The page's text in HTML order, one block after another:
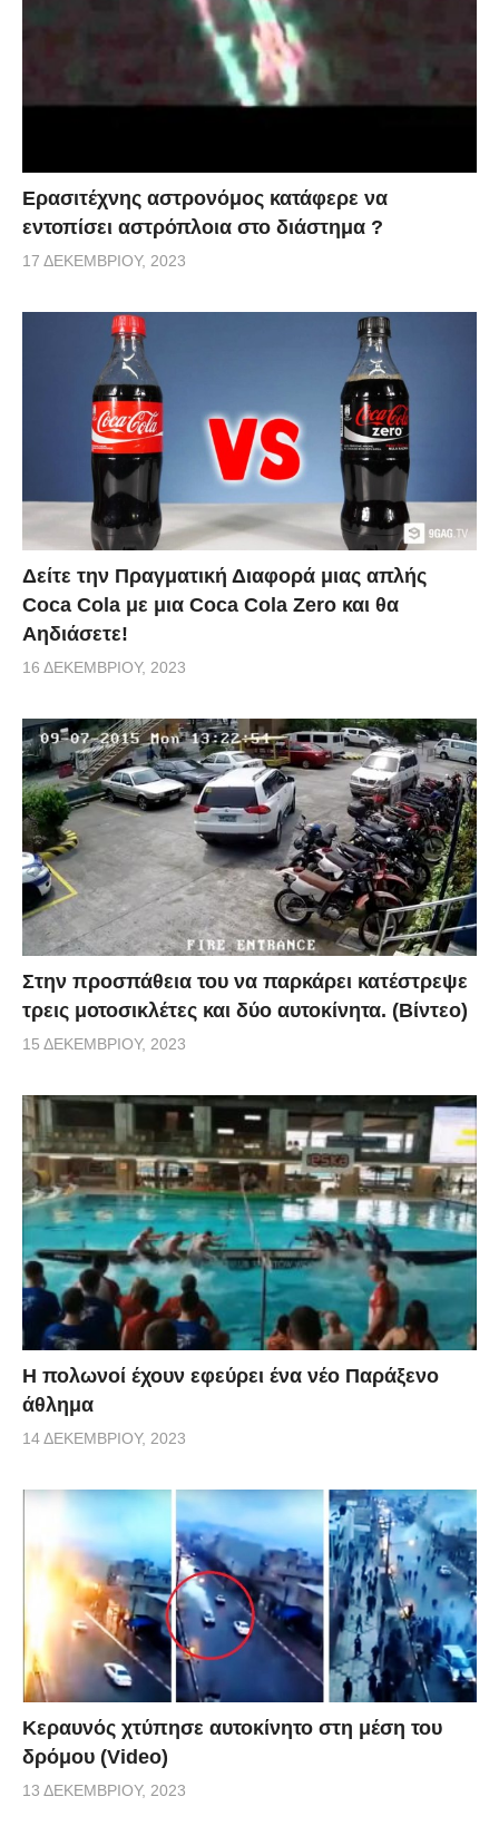
Ερασιτέχνης αστρονόμος κατάφερε να
εντοπίσει αστρόπλοια στο διάστημα ?
17 ΔΕΚΕΜΒΡΊΟΥ, 2023
Δείτε την Πραγματική Διαφορά μιας απλής
Coca Cola με μια Coca Cola Zero και θα
Αηδιάσετε!
16 ΔΕΚΕΜΒΡΊΟΥ, 2023
Στην προσπάθεια του να παρκάρει κατέστρεψε
τρεις μοτοσικλέτες και δύο αυτοκίνητα. (Βίντεο)
15 ΔΕΚΕΜΒΡΊΟΥ, 2023
Η πολωνοί έχουν εφεύρει ένα νέο Παράξενο
άθλημα
14 ΔΕΚΕΜΒΡΊΟΥ, 2023
Κεραυνός χτύπησε αυτοκίνητο στη μέση του
δρόμου (Video)
13 ΔΕΚΕΜΒΡΊΟΥ, 2023